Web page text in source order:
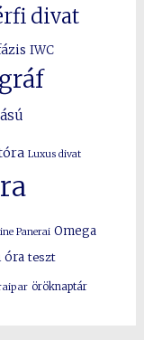
divat
IWC
Luxus divat
Panerai Omega
óra teszt
öröknaptár